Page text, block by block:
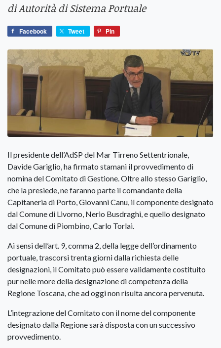
di Autorità di Sistema Portuale
Facebook Tweet Pin
Il presidente dell’AdSP del Mar Tirreno Settentrionale,
Davide Gariglio, ha firmato stamani il provvedimento di
nomina del Comitato di Gestione. Oltre allo stesso Gariglio,
che la presiede, ne faranno parte il comandante della
Capitaneria di Porto, Giovanni Canu, il componente designato
dal Comune di Livorno, Nerio Busdraghi, e quello designato
dal Comune di Piombino, Carlo Torlai.
Ai sensi dell’art. 9, comma 2, della legge dell’ordinamento
portuale, trascorsi trenta giorni dalla richiesta delle
designazioni, il Comitato può essere validamente costituito
pur nelle more della designazione di competenza della
Regione Toscana, che ad oggi non risulta ancora pervenuta.
L’integrazione del Comitato con il nome del componente
designato dalla Regione sarà disposta con un successivo
provvedimento.